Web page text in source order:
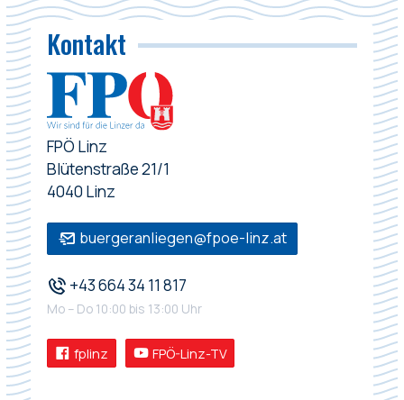
Kontakt
FPÖ Linz
Blütenstraße 21/1
4040 Linz
buergeranliegen@fpoe-linz.at
+43 664 34 11 817
Mo – Do 10:00 bis 13:00 Uhr
fplinz FPÖ-Linz-TV